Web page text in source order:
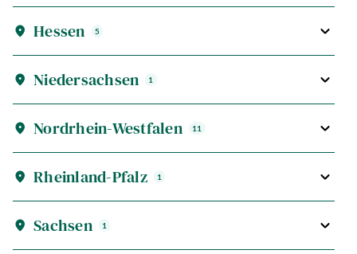
Hessen 5
Niedersachsen 1
Nordrhein-Westfalen 11
Rheinland-Pfalz 1
Sachsen 1